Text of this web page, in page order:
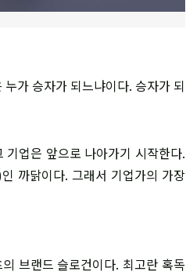
가 승자가 되느냐이다. 승자가 되
업은 앞으로 나아가기 시작한다.
까닭이다. 그래서 기업가의 가장
브랜드 슬로건이다. 최고란 혹독